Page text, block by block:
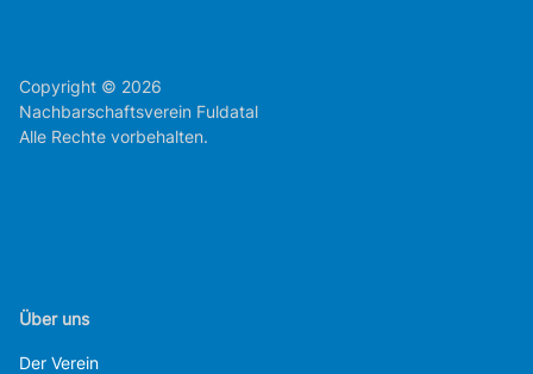
Copyright © 2026
Nachbarschaftsverein Fuldatal
Alle Rechte vorbehalten.
Über uns
Der Verein